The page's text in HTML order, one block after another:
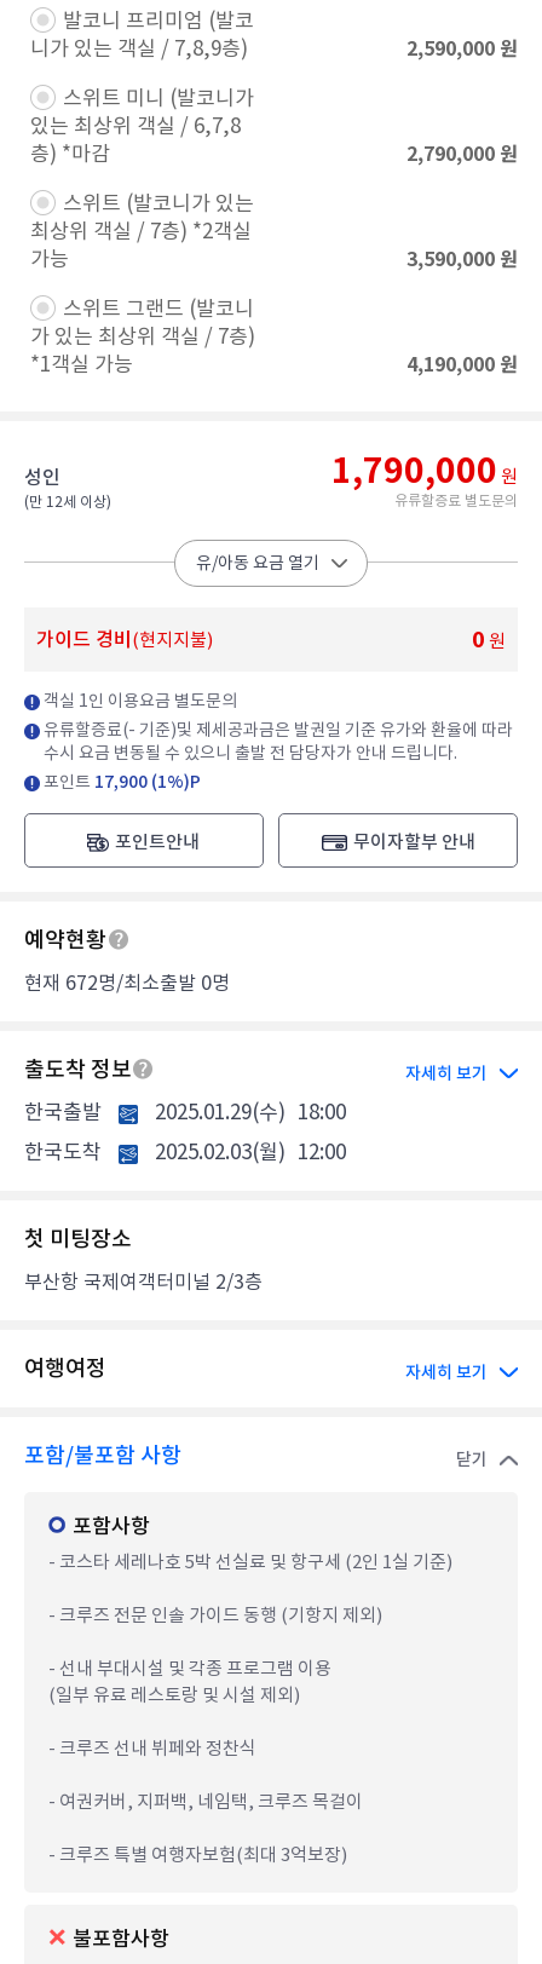
발코니 프리미엄 (발코
니가 있는 객실 / 7,8,9층)​
2,590,000 원
스위트 미니 (발코니가
있는 최상위 객실 / 6,7,8
층) *마감​
2,790,000 원
스위트 (발코니가 있는
최상위 객실 / 7층) *2객실
가능​
3,590,000 원
스위트 그랜드 (발코니
가 있는 최상위 객실 / 7층)
*1객실 가능​
4,190,000 원
성인
(만 12세 이상)​
1,790,000 원
유류할증료 별도문의
유/아동 요금 열기
가이드 경비 (현지지불) 0 원
객실 1인 이용요금 별도문의
유류할증료(- 기준)및 제세공과금은 발권일 기준 유가와 환율에 따라
수시 요금 변동될 수 있으니 출발 전 담당자가 안내 드립니다.
포인트 17,900 (1%)P
포인트안내 무이자할부 안내
예약현황
현재 672명/최소출발 0명
출도착 정보 자세히 보기
한국출발 2025.01.29(수) 18:00
한국도착
2025.02.03(월) 12:00
첫 미팅장소
부산항 국제여객터미널 2/3층
여행여정 자세히 보기
포함/불포함 사항 닫기
포함사항
- 코스타 세레나호 5박 선실료 및 항구세 (2인 1실 기준)
- 크루즈 전문 인솔 가이드 동행 (기항지 제외)
- 선내 부대시설 및 각종 프로그램 이용
(일부 유료 레스토랑 및 시설 제외)
- 크루즈 선내 뷔페와 정찬식
- 여권커버, 지퍼백, 네임택, 크루즈 목걸이
- 크루즈 특별 여행자보험(최대 3억보장)
불포함사항